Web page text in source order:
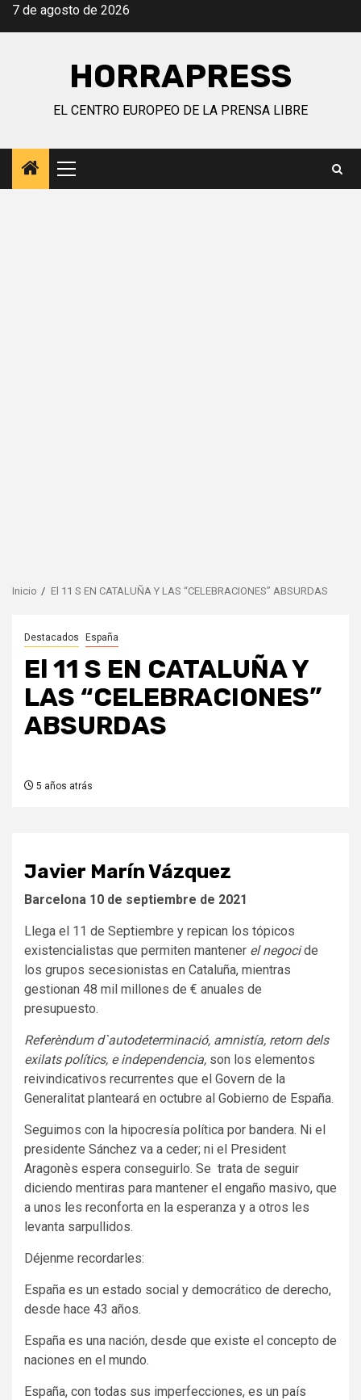
Saltar
7 de agosto de 2026
HORRAPRESS
EL CENTRO EUROPEO DE LA PRENSA LIBRE
Menú
principal
Inicio El 11 S EN CATALUÑA Y LAS “CELEBRACIONES” ABSURDAS
Destacados España
El 11 S EN CATALUÑA Y
LAS “CELEBRACIONES”
ABSURDAS
5 años atrás
Javier Marín Vázquez
Barcelona 10 de septiembre de 2021
Llega el 11 de Septiembre y repican los tópicos
existencialistas que permiten mantener el negocide
los grupos secesionistas en Cataluña, mientras
gestionan 48 mil millones de € anuales de
presupuesto.
Referèndum d`autodeterminació, amnistía, retorn dels
exilats polítics, e independencia, son los elementos
reivindicativos recurrentes que el Govern de la
Generalitat planteará en octubre al Gobierno de España.
Seguimos con la hipocresía política por bandera. Ni el
presidente Sánchez va a ceder; ni el President
Aragonès espera conseguirlo. Se trata de seguir
diciendo mentiras para mantener el engaño masivo, que
a unos les reconforta en la esperanza y a otros les
levanta sarpullidos.
Déjenme recordarles:
España es un estado social y democrático de derecho,
desde hace 43 años.
España es una nación, desde que existe el concepto de
naciones en el mundo.
España, con todas sus imperfecciones, es un país